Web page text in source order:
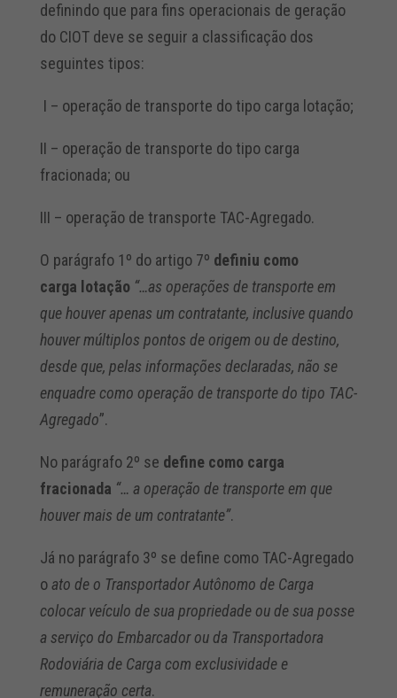
definindo que para fins operacionais de geração
do CIOT deve se seguir a classificação dos
seguintes tipos:
I – operação de transporte do tipo carga lotação;
II – operação de transporte do tipo carga
fracionada; ou
III – operação de transporte TAC-Agregado.
O parágrafo 1º do artigo 7º definiu como
carga lotação“…as operações de transporte em
que houver apenas um contratante, inclusive quando
houver múltiplos pontos de origem ou de destino,
desde que, pelas informações declaradas, não se
enquadre como operação de transporte do tipo TAC-
Agregado”.
No parágrafo 2º se define como carga
fracionada “… a operação de transporte em que
houver mais de um contratante”.
Já no parágrafo 3º se define como TAC-Agregado
oato de o Transportador Autônomo de Carga
colocar veículo de sua propriedade ou de sua posse
a serviço do Embarcador ou da Transportadora
Rodoviária de Carga com exclusividade e
remuneração certa.